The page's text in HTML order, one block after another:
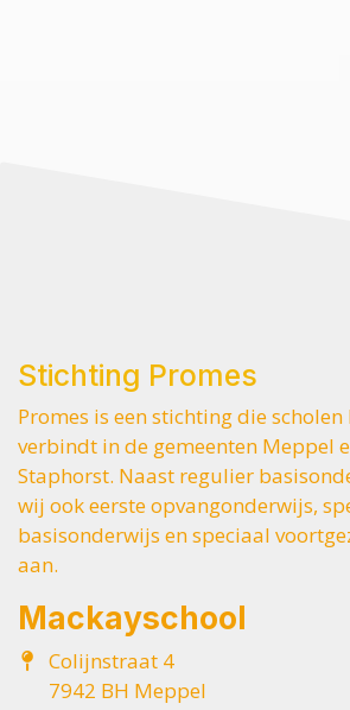
Stichting Promes
Promes is een stichting die
verbindt in de gemeenten Meppel
Staphorst. Naast regulier
wij ook eerste opvangonderwijs,
basisonderwijs en speciaal
aan.
Mackayschool
Colijnstraat 4
7942 BH Meppel